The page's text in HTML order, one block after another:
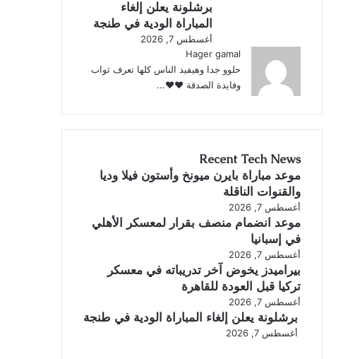
برشلونة يعلن إلغاء
المباراة الودية في طنجة
أغسطس 7, 2026
Hager gamal
حلوو جدا وهيفيد الناس كلها تعرف ثواب
وفايدة الصدقة ♥️♥️...
Recent Tech News
موعد مباراة بايرن ميونخ وأستون فيلا وديا
والقنوات الناقلة
أغسطس 7, 2026
موعد انضمام منصف بقرار لمعسكر الأهلي
في إسبانيا
أغسطس 7, 2026
بيراميدز يخوض آخر تدريباته في معسكر
تركيا قبل العودة للقاهرة
أغسطس 7, 2026
برشلونة يعلن إلغاء المباراة الودية في طنجة
أغسطس 7, 2026